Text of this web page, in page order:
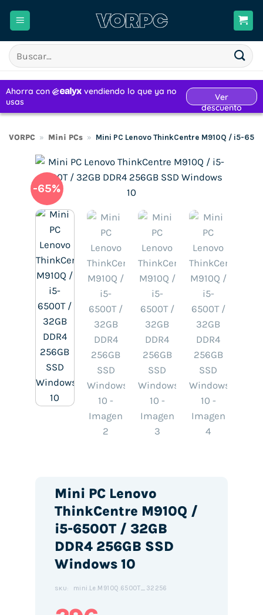
Buscar
por:
VORPC » Mini PCs » Mini PC Lenovo ThinkCentre M910Q / i5-
-65%
Mini PC Lenovo
ThinkCentre M910Q /
i5-6500T / 32GB
DDR4 256GB SSD
Windows 10
SKU: mini.Le.M910Q.6500T_32256